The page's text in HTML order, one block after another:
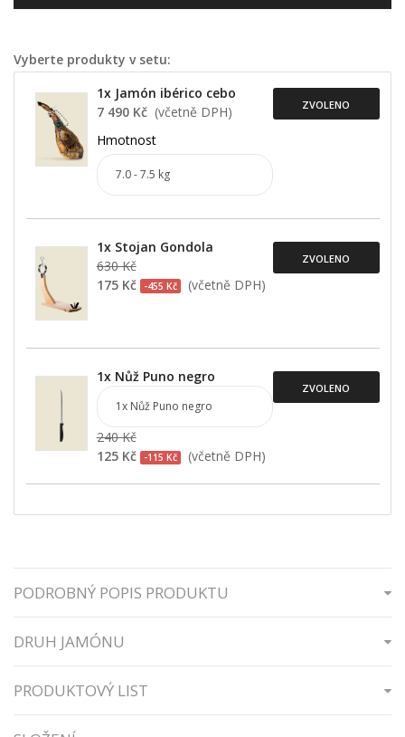
Vyberte produkty v setu:
1x Jamón ibérico cebo
7 490 Kč(včetně DPH)
Hmotnost
ZVOLENO
1x Stojan Gondola
630 Kč
175 Kč
-455 Kč (včetně DPH)
ZVOLENO
1x Nůž Puno negro
240 Kč
125 Kč
-115 Kč (včetně DPH)
ZVOLENO
PODROBNÝ POPIS PRODUKTU
DRUH JAMÓNU
PRODUKTOVÝ LIST